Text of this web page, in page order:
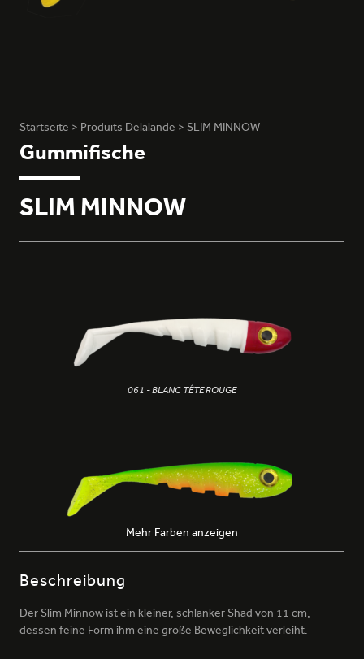
Startseite > Produits Delalande > SLIM MINNOW
Gummifische
SLIM MINNOW
Mehr Farben anzeigen
061 - BLANC TÊTE ROUGE
066 - FIRE TIGER PAILLETÉ
Beschreibung
Der Slim Minnow ist ein kleiner, schlanker Shad von 11 cm,
dessen feine Form ihm eine große Beweglichkeit verleiht.